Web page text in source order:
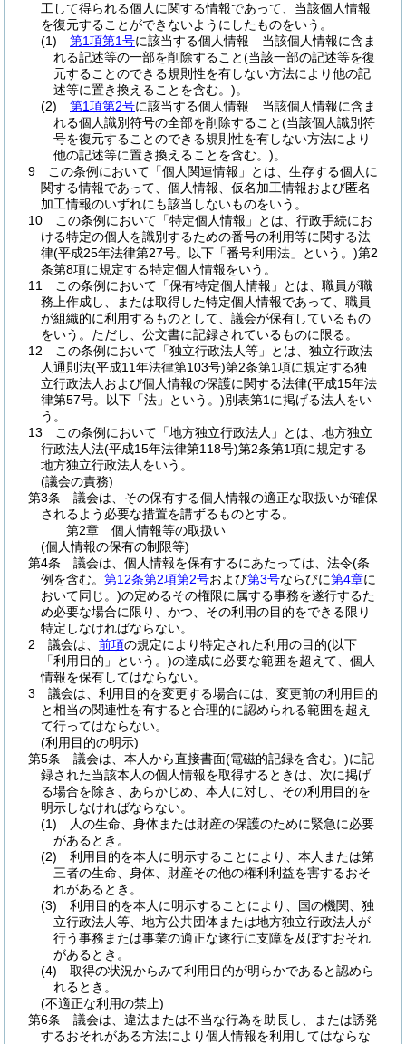
工して得られる個人に関する情報であって、当該個人情報
を復元することができないようにしたものをいう。
(1)
第1項第1号に該当する個人情報 当該個人情報に含ま
れる記述等の一部を削除すること(当該一部の記述等を復
元することのできる規則性を有しない方法により他の記
述等に置き換えることを含む。)。
(2)
第1項第2号に該当する個人情報 当該個人情報に含ま
れる個人識別符号の全部を削除すること(当該個人識別符
号を復元することのできる規則性を有しない方法により
他の記述等に置き換えることを含む。)。
9
この条例において「個人関連情報」とは、生存する個人に
関する情報であって、個人情報、仮名加工情報および匿名
加工情報のいずれにも該当しないものをいう。
10
この条例において「特定個人情報」とは、行政手続にお
ける特定の個人を識別するための番号の利用等に関する法
律(平成25年法律第27号。以下「番号利用法」という。)第2
条第8項に規定する特定個人情報をいう。
11
この条例において「保有特定個人情報」とは、職員が職
務上作成し、または取得した特定個人情報であって、職員
が組織的に利用するものとして、議会が保有しているもの
をいう。 ただし、公文書に記録されているものに限る。
12
この条例において「独立行政法人等」とは、独立行政法
人通則法(平成11年法律第103号)第2条第1項に規定する独
立行政法人および個人情報の保護に関する法律(平成15年法
律第57号。以下「法」という。)別表第1に掲げる法人をい
う。
13
この条例において「地方独立行政法人」とは、地方独立
行政法人法(平成15年法律第118号)第2条第1項に規定する
地方独立行政法人をいう。
(議会の責務)
第3条
議会は、その保有する個人情報の適正な取扱いが確保
されるよう必要な措置を講ずるものとする。
第2章
個人情報等の取扱い
(個人情報の保有の制限等)
第4条
議会は、個人情報を保有するにあたっては、法令(条
例を含む。 第12条第2項第2号および第3号ならびに第4章に
おいて同じ。)の定めるその権限に属する事務を遂行するた
め必要な場合に限り、かつ、その利用の目的をできる限り
特定しなければならない。
2
議会は、 前項の規定により特定された利用の目的(以下
「利用目的」という。)の達成に必要な範囲を超えて、個人
情報を保有してはならない。
3
議会は、利用目的を変更する場合には、変更前の利用目的
と相当の関連性を有すると合理的に認められる範囲を超え
て行ってはならない。
(利用目的の明示)
第5条
議会は、本人から直接書面(電磁的記録を含む。)に記
録された当該本人の個人情報を取得するときは、次に掲げ
る場合を除き、あらかじめ、本人に対し、その利用目的を
明示しなければならない。
(1)
人の生命、身体または財産の保護のために緊急に必要
があるとき。
(2)
利用目的を本人に明示することにより、本人または第
三者の生命、身体、財産その他の権利利益を害するおそ
れがあるとき。
(3)
利用目的を本人に明示することにより、国の機関、独
立行政法人等、地方公共団体または地方独立行政法人が
行う事務または事業の適正な遂行に支障を及ぼすおそれ
があるとき。
(4)
取得の状況からみて利用目的が明らかであると認めら
れるとき。
(不適正な利用の禁止)
第6条
議会は、違法または不当な行為を助長し、または誘発
するおそれがある方法により個人情報を利用してはならな